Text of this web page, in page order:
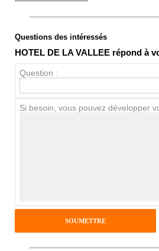
Note globale
Questions des intéressés
HOTEL DE LA VALLEE répond à
Question :
Si besoin, vous pouvez développer